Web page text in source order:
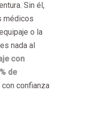
Sin él,
médicos
o la
nada al
con
de
con confianza